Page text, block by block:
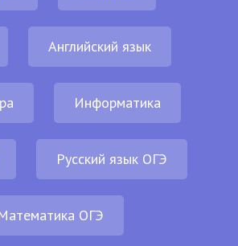
Английский язык
Информатика
Русский язык ОГЭ
ОГЭ